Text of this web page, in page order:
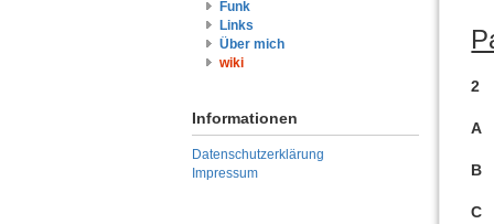
Funk
Links
Über mich
wiki
Informationen
Datenschutzerklärung
Impressum
2
A
B
C